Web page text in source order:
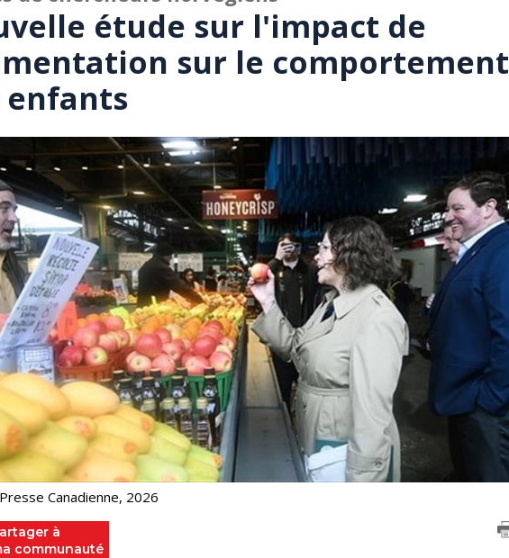
étude sur l'impact de
sur le comportement
enfants
Canadienne, 2026
à
communauté